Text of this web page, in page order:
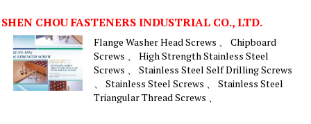
SHEN CHOU FASTENERS INDUSTRIAL CO., LTD.
Flange Washer Head Screws 、 Chipboard
Screws 、 High Strength Stainless Steel
Screws 、 Stainless Steel Self Drilling Screws
、 Stainless Steel Screws 、 Stainless Steel
Triangular Thread Screws 、